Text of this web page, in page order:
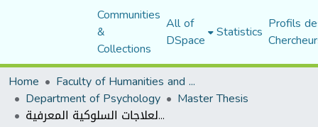
Communities
&
Collections
All of
DSpace Statistics Profils
Home
Faculty of Humanities and Social Sciences
Department of Psychology Master Thesis
واقع ممارسة الأخصائيين النفسانيين في الجزائر على العلاجات السلوكية المعرفية